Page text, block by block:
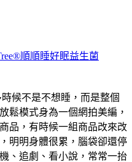
順順睡好眠益生菌
候不是不想睡，而是整個
鬆模式身為一個網拍美編，
品，有時候一組商品改來改
明明身體很累，腦袋卻還停
、追劇、看小說，常常一抬